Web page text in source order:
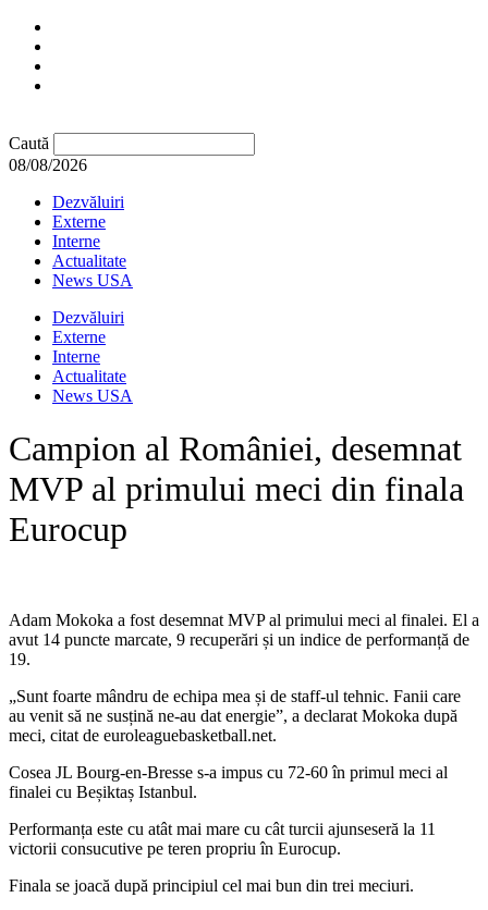
Caută
08/08/2026
Dezvăluiri
Externe
Interne
Actualitate
News USA
Dezvăluiri
Externe
Interne
Actualitate
News USA
Campion al României, desemnat
MVP al primului meci din finala
Eurocup
Adam Mokoka a fost desemnat MVP al primului meci al finalei. El a
avut 14 puncte marcate, 9 recuperări și un indice de performanță de
19.
„Sunt foarte mândru de echipa mea și de staff-ul tehnic. Fanii care
au venit să ne susțină ne-au dat energie”, a declarat Mokoka după
meci, citat de euroleaguebasketball.net.
Cosea JL Bourg-en-Bresse s-a impus cu 72-60 în primul meci al
finalei cu Beșiktaș Istanbul.
Performanța este cu atât mai mare cu cât turcii ajunseseră la 11
victorii consucutive pe teren propriu în Eurocup.
Finala se joacă după principiul cel mai bun din trei meciuri.